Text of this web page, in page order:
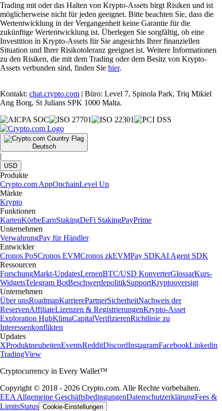
Trading mit oder das Halten von Krypto-Assets birgt Risiken und ist
möglicherweise nicht für jeden geeignet. Bitte beachten Sie, dass die
Wertentwicklung in der Vergangenheit keine Garantie für die
zukünftige Wertentwicklung ist. Überlegen Sie sorgfältig, ob eine
Investition in Krypto-Assets für Sie angesichts Ihrer finanziellen
Situation und Ihrer Risikotoleranz geeignet ist. Weitere Informationen
zu den Risiken, die mit dem Trading oder dem Besitz von Krypto-
Assets verbunden sind, finden Sie hier.
Kontakt: chat.crypto.com | Büro: Level 7, Spinola Park, Triq Mikiel
Ang Borg, St Julians SPK 1000 Malta.
Deutsch
|
USD
Produkte
Crypto.com AppOnchainLevel Up
Märkte
Krypto
Funktionen
KartenKörbeEarnStakingDeFi StakingPayPrime
Unternehmen
VerwahrungPay für Händler
Entwickler
Cronos PoSCronos EVMCronos zkEVMPay SDKAI Agent SDK
Ressourcen
ForschungMarkt-UpdatesLernenBTC/USD KonverterGlossarKurs-
WidgetsTelegram BotBeschwerdepolitikSupportKryptooversigt
Unternehmen
Über unsRoadmapKarrierePartnerSicherheitNachweis der
ReservenAffiliateLizenzen & RegistrierungenKrypto-Asset
Exploration HubKlimaCapitalVerifizierenRichtlinie zu
Interessenkonflikten
Updates
XProduktneuheitenEventsRedditDiscordInstagramFacebookLinkedin
TradingView
Cryptocurrency in Every Wallet™
Copyright © 2018 - 2026 Crypto.com. Alle Rechte vorbehalten.
EEA Allgemeine GeschäftsbedingungenDatenschutzerklärungFees &
LimitsStatus Cookie-Einstellungen